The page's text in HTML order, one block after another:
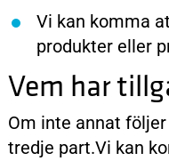
Vi kan komma
produkter eller
Vem har
Om inte annat
tredje part.Vi kan